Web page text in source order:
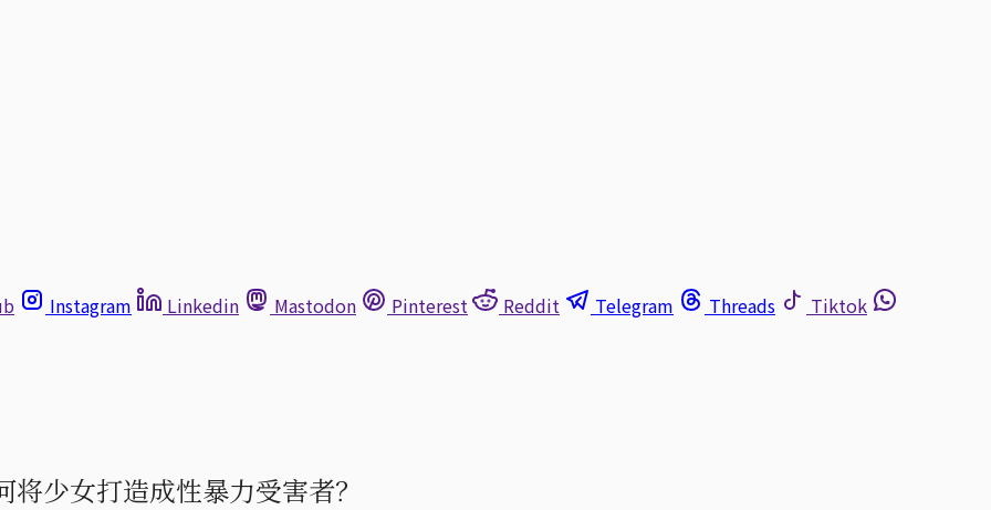
Instagram Linkedin Mastodon Pinterest Reddit Telegram Threads Tiktok
少女打造成性暴力受害者？